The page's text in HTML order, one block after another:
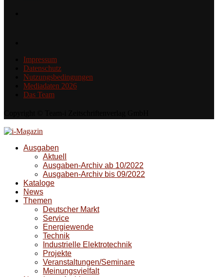
Impressum
Datenschutz
Nutzungsbedingungen
Mediadaten 2026
Das Team
Ausgaben
Aktuell
Ausgaben-Archiv ab 10/2022
Ausgaben-Archiv bis 09/2022
Kataloge
News
Themen
Deutscher Markt
Service
Energiewende
Technik
Industrielle Elektrotechnik
Projekte
Veranstaltungen/Seminare
Meinungsvielfalt